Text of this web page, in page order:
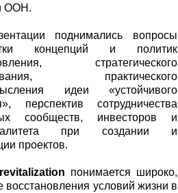
ООН.
поднимались вопросы
концепций и политик
стратегического
практического
идеи «устойчивого
перспектив сотрудничества
сообществ, инвесторов и
при создании и
проектов.
revitalization понимается широко,
восстановления условий жизни в